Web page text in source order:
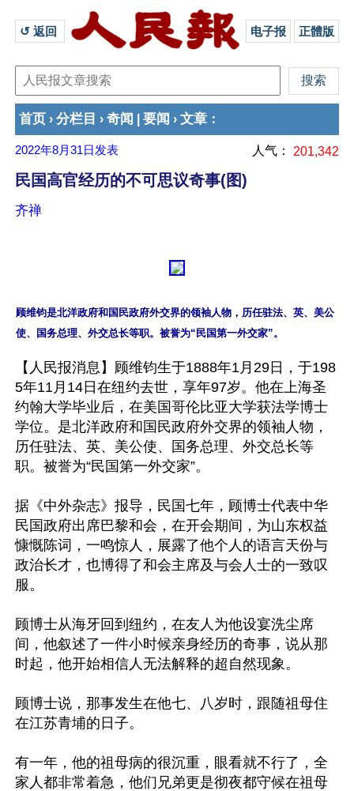
↺ 返回 电子报 正體版
首页 › 分栏目 › 奇闻 要闻 › 文章 ：
2022年8月31日 发表 人气： 201,342
民国高官经历的不可思议奇事(图)
齐禅
顾维钧是北洋政府和国民政府外交界的领袖人物，历任驻法、英、美公
【人民报消息】顾维钧生于1888年1月29日，于198
5年11月14日在纽约去世，享年97岁。他在上海圣
约翰大学毕业后，在美国哥伦比亚大学获法学博士
学位。是北洋政府和国民政府外交界的领袖人物，
历任驻法、英、美公使、国务总理、外交总长等
职。被誉为“民国第一外交家”。
据《中外杂志》报导，民国七年，顾博士代表中华
民国政府出席巴黎和会，在开会期间，为山东权益
慷慨陈词，一鸣惊人，展露了他个人的语言天份与
政治长才，也博得了和会主席及与会人士的一致叹
服。
顾博士从海牙回到纽约，在友人为他设宴洗尘席
间，他叙述了一件小时候亲身经历的奇事，说从那
时起，他开始相信人无法解释的超自然现象。
顾博士说，那事发生在他七、八岁时，跟随祖母住
在江苏青埔的日子。
有一年，他的祖母病的很沉重，眼看就不行了，全
家人都非常着急，他们兄弟更是彻夜都守候在祖母